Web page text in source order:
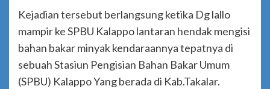
Kejadian tersebut berlangsung ketika Dg lallo
mampir ke SPBU Kalappo lantaran hendak mengisi
bahan bakar minyak kendaraannya tepatnya di
sebuah Stasiun Pengisian Bahan Bakar Umum
(SPBU) Kalappo Yang berada di Kab.Takalar.